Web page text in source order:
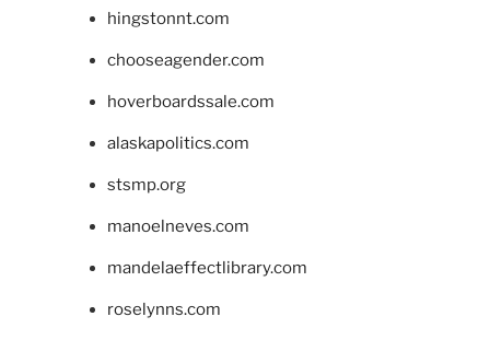
hingstonnt.com
chooseagender.com
hoverboardssale.com
alaskapolitics.com
stsmp.org
manoelneves.com
mandelaeffectlibrary.com
roselynns.com